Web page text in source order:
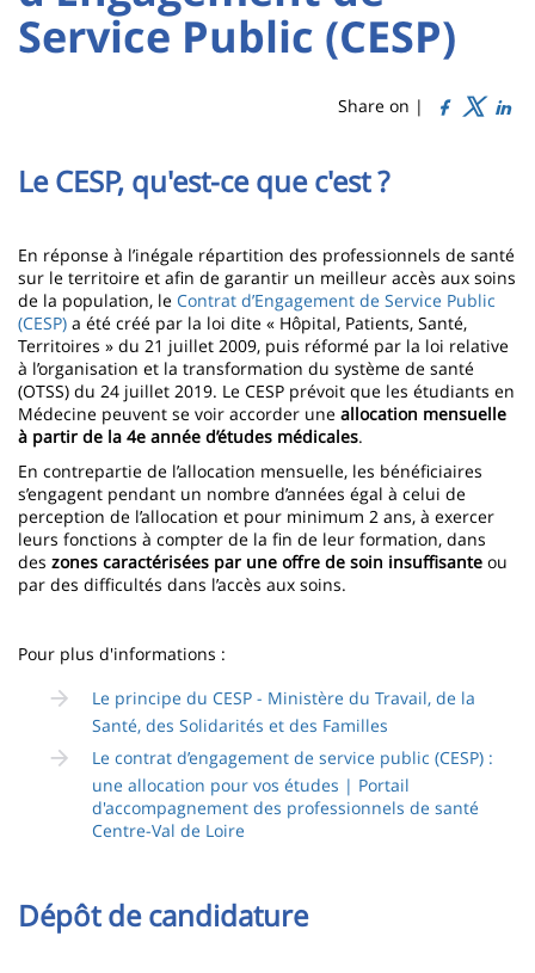
Sidebar
Main
content
Titre
de
Service Public (CESP)
Share on |
Contenu
de
la
page
principale
Le CESP, qu'est-ce que c'est ?
En réponse à l’inégale répartition des professionnels de santé
sur le territoire et afin de garantir un meilleur accès aux soins
de la population, le Contrat d’Engagement de Service Public
(CESP) a été créé par la loi dite « Hôpital, Patients, Santé,
Territoires » du 21 juillet 2009, puis réformé par la loi relative
à l’organisation et la transformation du système de santé
(OTSS) du 24 juillet 2019. Le CESP prévoit que les étudiants en
Médecine peuvent se voir accorder une allocation mensuelle
à partir de la 4e année d’études médicales.
En contrepartie de l’allocation mensuelle, les bénéficiaires
s’engagent pendant un nombre d’années égal à celui de
perception de l’allocation et pour minimum 2 ans, à exercer
leurs fonctions à compter de la fin de leur formation, dans
des zones caractérisées par une offre de soin insuffisante ou
par des difficultés dans l’accès aux soins.
Pour plus d'informations :
Le principe du CESP - Ministère du Travail, de la
Santé, des Solidarités et des Familles
Le contrat d’engagement de service public (CESP) :
une allocation pour vos études | Portail
d'accompagnement des professionnels de santé
Centre-Val de Loire
Dépôt de candidature